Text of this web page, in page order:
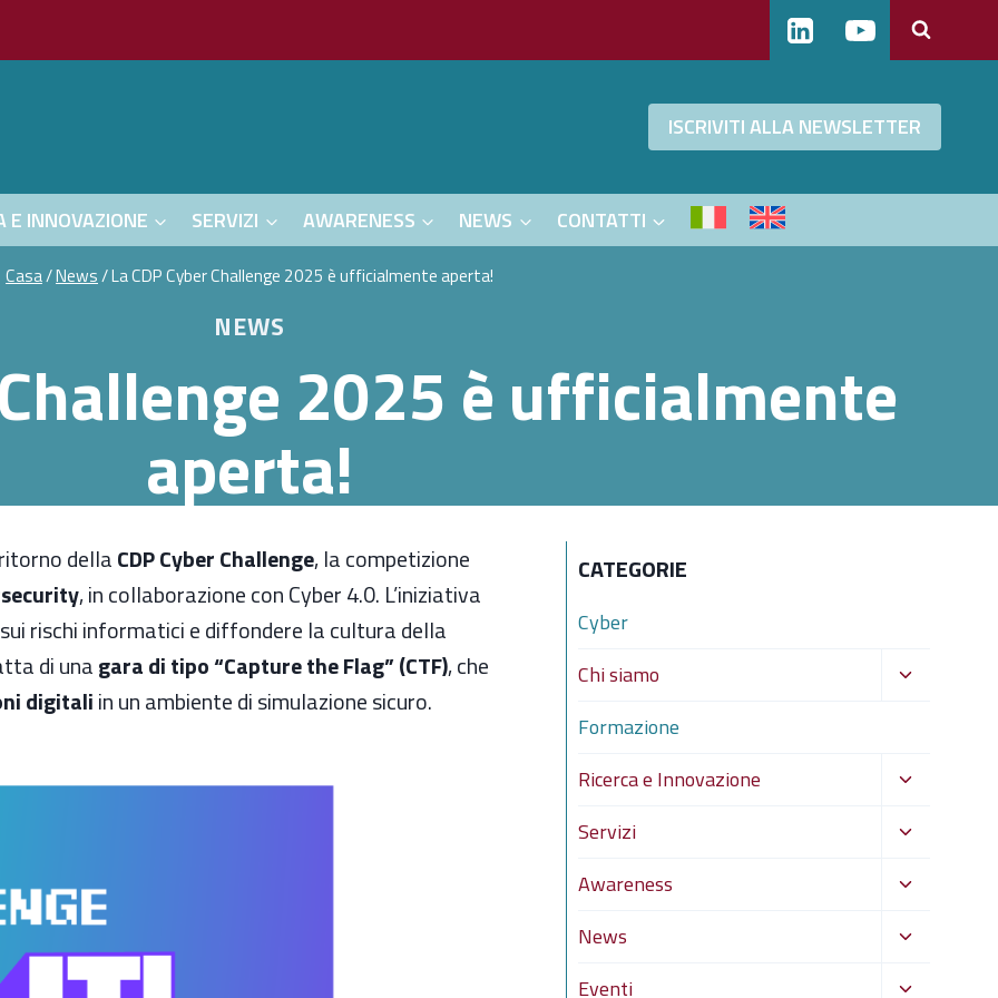
ISCRIVITI ALLA NEWSLETTER
E INNOVAZIONE SERVIZI AWARENESS NEWS CONTATTI
Casa/News/La CDP Cyber Challenge 2025 è ufficialmente aperta!
NEWS
Challenge 2025 è ufficialmente
aperta!
dellaCDP Cyber Challenge, la competizione
, in collaborazione con Cyber 4.0. L’iniziativa
rischi informatici e diffondere la cultura della
di unagara di tipo “Capture the Flag” (CTF), che
digitaliin un ambiente di simulazione sicuro.
CATEGORIE
Cyber
Chi siamo
Alterna
Formazione
Ricerca e Innovazione
Alterna
figlio
Servizi
Alterna
figlio
Awareness
Alterna
figlio
News
Alterna
Eventi
Alterna